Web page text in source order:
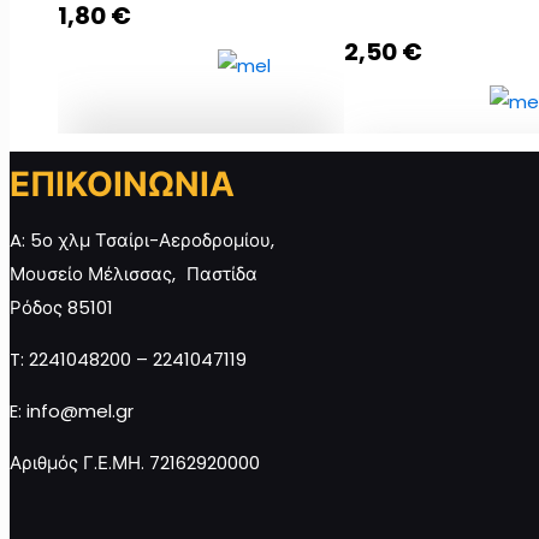
1,80€
Βαζάκι Μέλι 40γρ με
ποσότητα
Προσθήκη στο
2,50€
ΕΠΙΚΟΙΝΩΝΙΑ
A: 5ο χλμ Τσαίρι-Αεροδρομίου,
Μουσείο Μέλισσας, Παστίδα
Ρόδος 85101
T: 2241048200 – 2241047119
E: info@mel.gr
Αριθμός Γ.Ε.ΜΗ. 72162920000